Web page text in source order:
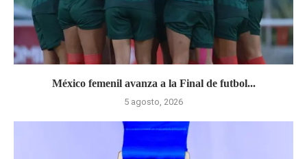
México femenil avanza a la Final de futbol...
5 agosto, 2026